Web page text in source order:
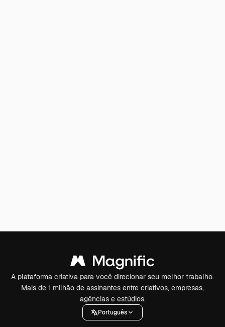
A plataforma criativa para você direcionar seu melhor trabalho.
Mais de 1 milhão de assinantes entre criativos, empresas,
agências e estúdios.
Português